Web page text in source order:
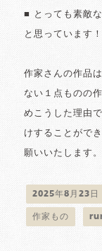
■ とっても素敵
と思っています！
作家さんの作品
ない１点ものの
めこうした理由
けすることがで
願いいたします。
2025年8月23日
作家もの